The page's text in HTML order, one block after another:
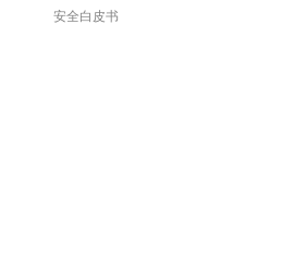
安全白皮书